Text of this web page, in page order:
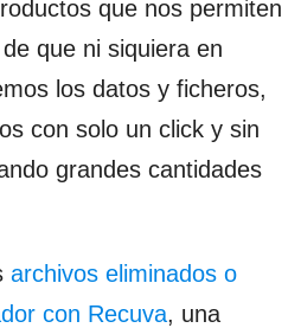
que nos permiten
que ni siquiera en
los datos y ficheros,
con solo un click y sin
grandes cantidades
archivos eliminados o
con Recuva, una